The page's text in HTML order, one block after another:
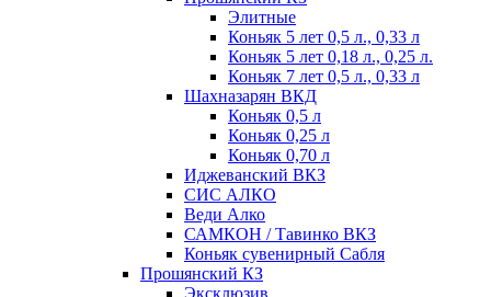
Элитные
Коньяк 5 лет 0,5 л., 0,33 л
Коньяк 5 лет 0,18 л., 0,25 л.
Коньяк 7 лет 0,5 л., 0,33 л
Шахназарян ВКД
Коньяк 0,5 л
Коньяк 0,25 л
Коньяк 0,70 л
Иджеванский ВКЗ
СИС АЛКО
Веди Алко
САМКОН / Тавинко ВКЗ
Коньяк сувенирный Сабля
Прошянский КЗ
Эксклюзив